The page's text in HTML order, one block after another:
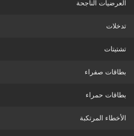
العرضيات الناجحة
تدخلات
تشتيتات
بطاقات صفراء
بطاقات حمراء
الأخطاء المرتكبة